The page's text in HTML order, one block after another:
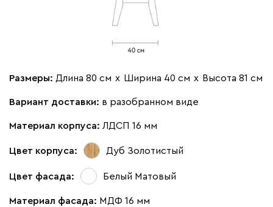
Размеры: Длина 80 см х Ширина 40 см х Высота 81 см
Вариант доставки: в разобранном виде
Материал корпуса: ЛДСП 16 мм
Цвет корпуса: Дуб Золотистый
Цвет фасада: Белый Матовый
Материал фасада: МДФ 16 мм